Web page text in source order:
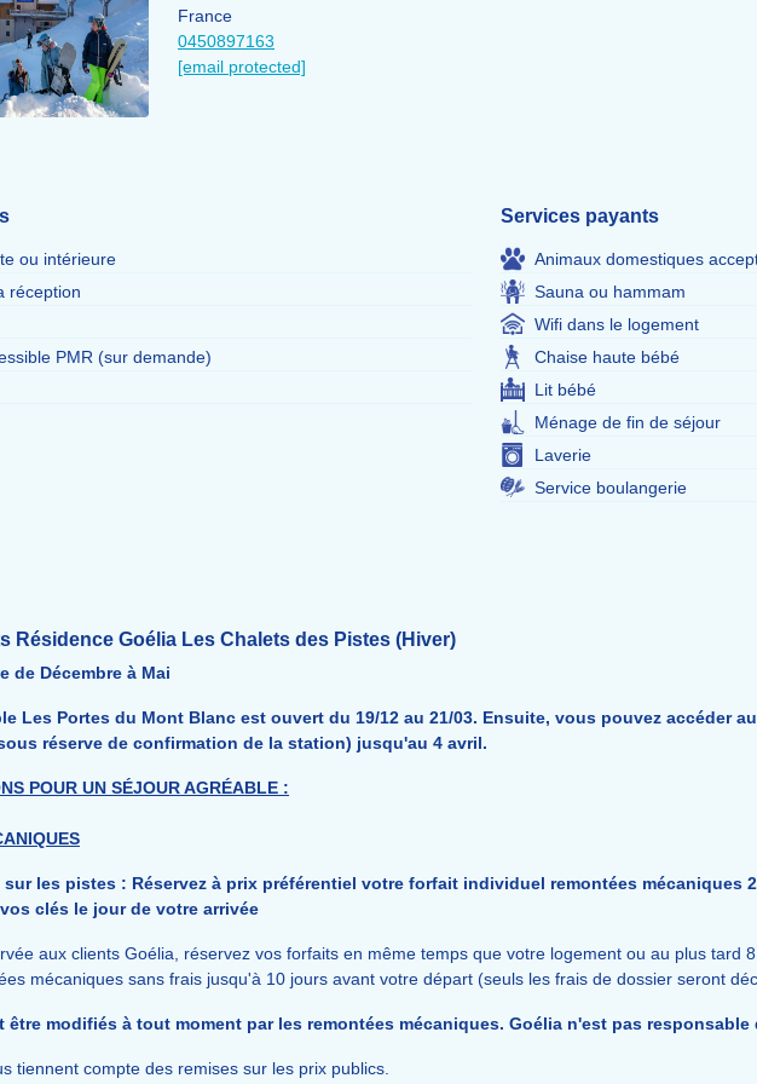
France
0450897163
[email protected]
ou intérieure
réception
PMR (sur demande)
Services payants
Animaux domestiques
Sauna ou hammam
Wifi dans le logement
Chaise haute bébé
Lit bébé
Ménage de fin de séjour
Laverie
Service boulangerie
Résidence Goélia Les Chalets des Pistes (Hiver)
de Décembre à Mai
Les Portes du Mont Blanc est ouvert du 19/12 au 21/03. Ensuite, vous pouvez accéder
réserve de confirmation de la station) jusqu'au 4 avril.
POUR UN SÉJOUR AGRÉABLE :
les pistes : Réservez à prix préférentiel votre forfait individuel remontées mécaniques
clés le jour de votre arrivée
aux clients Goélia, réservez vos forfaits en même temps que votre logement ou au plus tard
mécaniques sans frais jusqu'à 10 jours avant votre départ (seuls les frais de dossier seront
être modifiés à tout moment par les remontées mécaniques. Goélia n'est pas
tiennent compte des remises sur les prix publics.